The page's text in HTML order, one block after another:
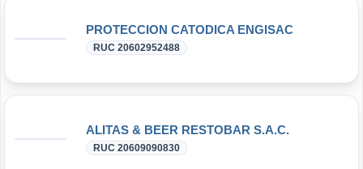
PROTECCION CATODICA ENGISAC
RUC 20602952488
ALITAS & BEER RESTOBAR S.A.C.
RUC 20609090830